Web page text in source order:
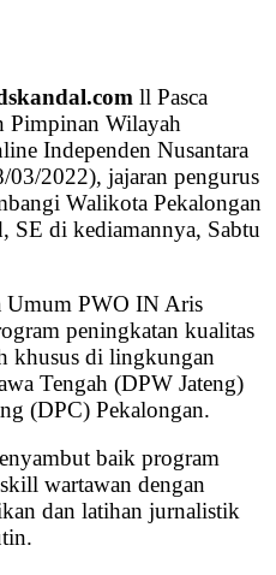
ll Pasca
Pimpinan Wilayah
Independen Nusantara
2022), jajaran pengurus
Walikota Pekalongan
di kediamannya, Sabtu
Umum PWO IN Aris
peningkatan kualitas
khusus di lingkungan
Tengah (DPW Jateng)
(DPC) Pekalongan.
baik program
wartawan dengan
dan latihan jurnalistik